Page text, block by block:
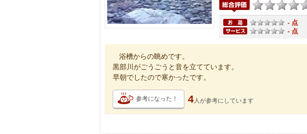
- 点
- 点
浴槽からの眺めです。
黒部川がごうごうと音を立てています。
早朝でしたので寒かったです。
参考になった！ 4人が参考にしています